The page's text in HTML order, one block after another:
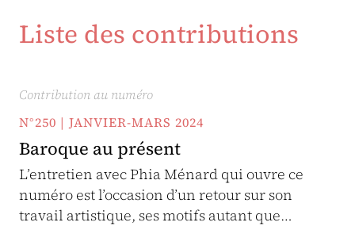
Liste des contributions
Contribution au numéro
N°250 | JANVIER-MARS 2024
Baroque au présent
L’entretien avec Phia Ménard qui ouvre ce
numéro est l’occasion d’un retour sur son
travail artistique, ses motifs autant que…